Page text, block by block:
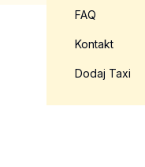
FAQ
Kontakt
Dodaj Taxi